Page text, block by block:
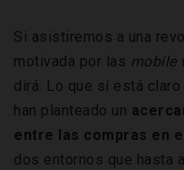
Si asistiremos a una
motivada por las mobile
dirá. Lo que sí está
han planteado un
entre las compras en
dos entornos que hasta